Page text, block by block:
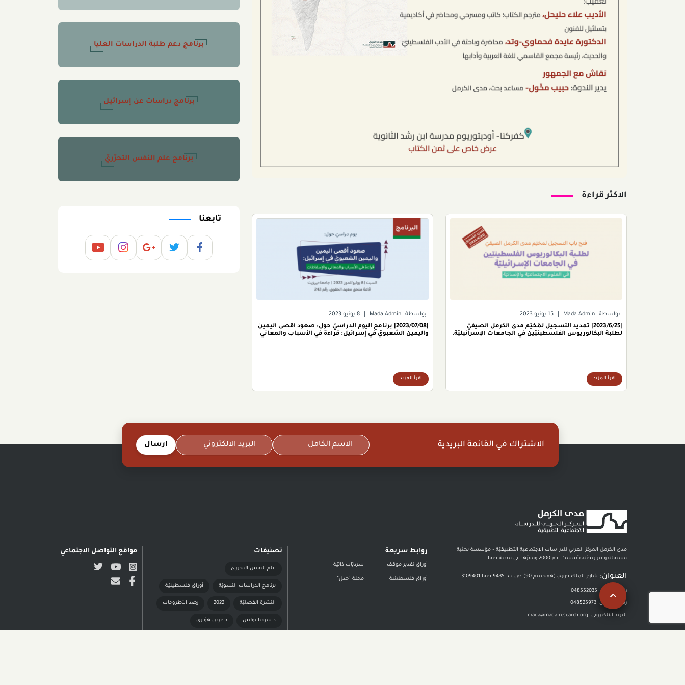
الاكثر قراءة
بواسطة Mada Admin 15 يونيو 2023
|2023/6/25| تمديد التسجيل لمُخيّم مدى الكرمل الصيفيّ
لطلبة البكالوريوس الفلسطينيّين في الجامعات الإسرائيليّة.
اقرأ المزيد
بواسطة Mada Admin 8 يونيو 2023
|2023/07/08| برنامج اليوم الدراسيّ حول: صعود أقصى اليمين
واليمين الشعبويّ في إسرائيل: قراءة في الأسباب والمعاني
اقرأ المزيد
برنامج دعم طلبة الدراسات العليا
برنامج دراسات عن إسرائيل
برنامج علم النفس التحرّريّ
تابعنا
الاشتراك في القائمة البريدية ارسال
مدى الكرمل المركز العربي للدراسات الاجتماعية التطبيقيّة – مؤسسة بحثية
مستقلة وغير ربحيّة، تأسست عام 2000 ومقرّها في مدينة حيفا.
العنوان: شارع الملك جورج، (همجينيم 90) ص.ب. 9435 حيفا 3109401
رقم الهاتف : 048552035
رقم الفاكس: 048525973
البريد الالكتروني: mada@mada-research.org
روابط سريعة
أوراق تقدير موقف سرديّات ذاتيّة
أوراق فلسطينية مجلة “جدل”
تصنيفات
علم النفس التحرري
برنامج الدراسات النسويّة أوراق فلسطينيّة
النشرة الفصليّة 2022 رصد الأطروحات
د سونيا بولس د عرين هوّاري
مواقع التواصل الاجتماعي